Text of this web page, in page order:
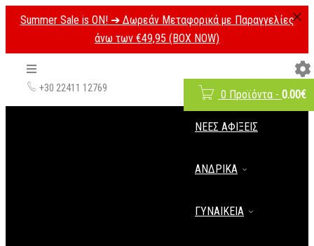
Summer Sale is ON! ➔ Δωρεάν Μεταφορικά με Παραγγελίες
άνω των €49,95 (BOX NOW)
+30 22411 12769 0 Προϊόντα - 0.00€
ΝΈΕΣ ΑΦΊΞΕΙΣ
ΑΝΔΡΙΚΑ
ΓΥΝΑΙΚΕΙΑ